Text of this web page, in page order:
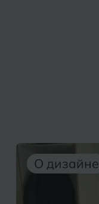
О дизайне